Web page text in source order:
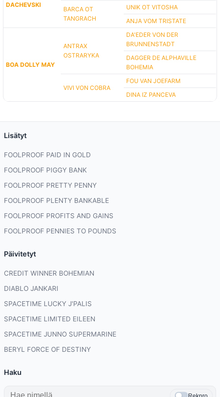
DACHEVSKI
BARCA OT
TANGRACH
UNIK OT VITOSHA
ANJA VOM TRISTATE
BOA DOLLY MAY
ANTRAX
OSTRARYKA
DA'EDER VON DER
BRUNNENSTADT
DAGGER DE ALPHAVILLE
BOHEMIA
VIVI VON COBRA
FOU VAN JOEFARM
DINA IZ PANCEVA
Lisätyt
FOOLPROOF PAID IN GOLD
FOOLPROOF PIGGY BANK
FOOLPROOF PRETTY PENNY
FOOLPROOF PLENTY BANKABLE
FOOLPROOF PROFITS AND GAINS
FOOLPROOF PENNIES TO POUNDS
Päivitetyt
CREDIT WINNER BOHEMIAN
DIABLO JANKARI
SPACETIME LUCKY J'PALIS
SPACETIME LIMITED EILEEN
SPACETIME JUNNO SUPERMARINE
BERYL FORCE OF DESTINY
Haku
Reknro